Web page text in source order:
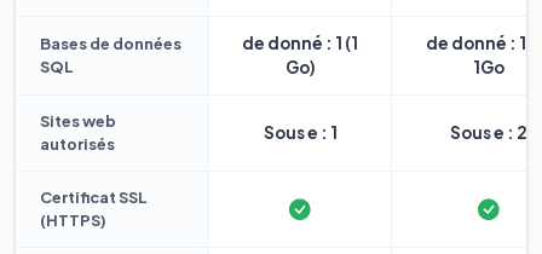
Bases de données
SQL
de donné : 1 (1
Go)
de donné : 1
1Go
Sites web
autorisés
Sous e : 1 Sous e : 2
Certificat SSL
(HTTPS)